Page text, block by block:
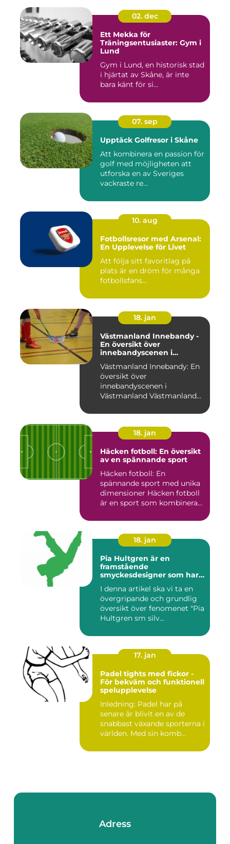
02. dec
Ett Mekka för
Träningsentusiaster: Gym i
Lund
Gym i Lund, en historisk stad
i hjärtat av Skåne, är inte
bara känt för si...
07. sep
Upptäck Golfresor i Skåne
Att kombinera en passion för
golf med möjligheten att
utforska en av Sveriges
vackraste re...
10. aug
Fotbollsresor med Arsenal:
En Upplevelse för Livet
Att följa sitt favoritlag på
plats är en dröm för många
fotbollsfans...
18. jan
Västmanland Innebandy -
En översikt över
innebandyscenen i
Västmanland Innebandy: En
översikt över
innebandyscenen i
Västmanland Västmanland
18. jan
Häcken fotboll: En översikt
av en spännande sport
Häcken fotboll: En
spännande sport med unika
dimensioner Häcken fotboll
är en sport som kombinerar
18. jan
Pia Hultgren är en
framstående
smyckesdesigner som har
unika och vackra smycken i
silver
I denna artikel ska vi ta en
övergripande och grundlig
översikt över fenomenet "Pia
Hultgren sm silv...
17. jan
Padel tights med fickor -
För bekväm och funktionell
spelupplevelse
Inledning: Padel har på
senare år blivit en av de
snabbast växande sporterna i
världen. Med sin komb...
Adress